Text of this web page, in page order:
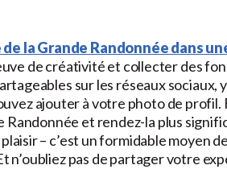
la Grande Randonnée dans
de créativité et collecter des
sur les réseaux sociaux,
ajouter à votre photo de
Randonnée et rendez-la plus
– c’est un formidable moyen
n’oubliez pas de partager votre